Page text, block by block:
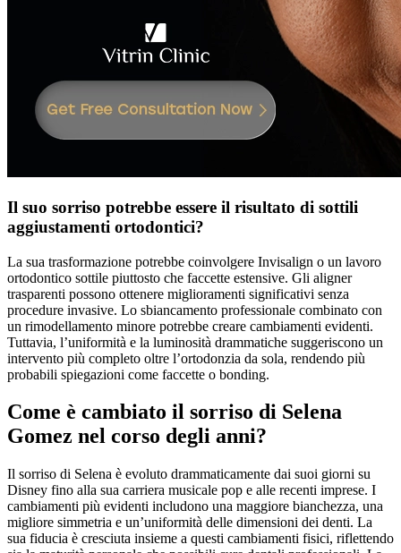
Il suo sorriso potrebbe essere il risultato di sottili
aggiustamenti ortodontici?
La sua trasformazione potrebbe coinvolgere Invisalign o un lavoro
ortodontico sottile piuttosto che faccette estensive. Gli aligner
trasparenti possono ottenere miglioramenti significativi senza
procedure invasive. Lo sbiancamento professionale combinato con
un rimodellamento minore potrebbe creare cambiamenti evidenti.
Tuttavia, l’uniformità e la luminosità drammatiche suggeriscono un
intervento più completo oltre l’ortodonzia da sola, rendendo più
probabili spiegazioni come faccette o bonding.
Come è cambiato il sorriso di Selena
Gomez nel corso degli anni?
Il sorriso di Selena è evoluto drammaticamente dai suoi giorni su
Disney fino alla sua carriera musicale pop e alle recenti imprese. I
cambiamenti più evidenti includono una maggiore bianchezza, una
migliore simmetria e un’uniformità delle dimensioni dei denti. La
sua fiducia è cresciuta insieme a questi cambiamenti fisici, riflettendo